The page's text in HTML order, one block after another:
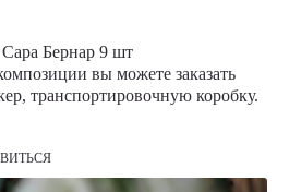
Бернар 9 шт
вы можете заказать
транспортировочную коробку.